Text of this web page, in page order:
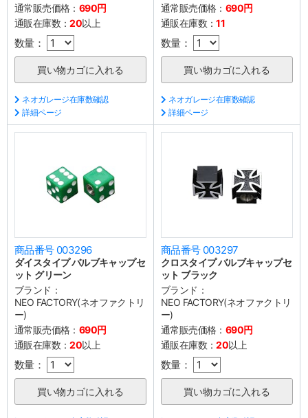
通常販売価格： 690円
通販在庫数：20以上
数量：
ネオガレージ在庫数確認
詳細ページ
通常販売価格： 690円
通販在庫数：11
数量：
ネオガレージ在庫数確認
詳細ページ
商品番号 003296
ダイスタイプ バルブキャップセ
ット グリーン
ブランド：
NEO FACTORY(ネオファクトリ
ー)
通常販売価格： 690円
通販在庫数：20以上
数量：
商品番号 003297
クロスタイプ バルブキャップセ
ット ブラック
ブランド：
NEO FACTORY(ネオファクトリ
ー)
通常販売価格： 690円
通販在庫数：20以上
数量：